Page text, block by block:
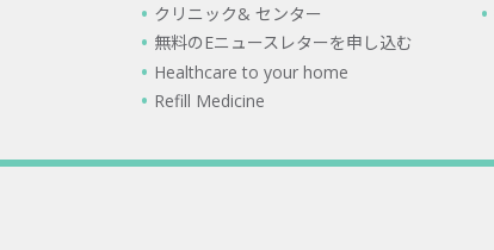
クリニック& センター
無料のEニュースレターを申し込む
Healthcare to your home
Refill Medicine